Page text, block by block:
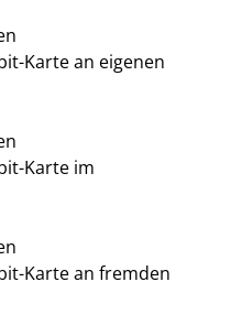
Karte an eigenen
Karte im
Karte an fremden